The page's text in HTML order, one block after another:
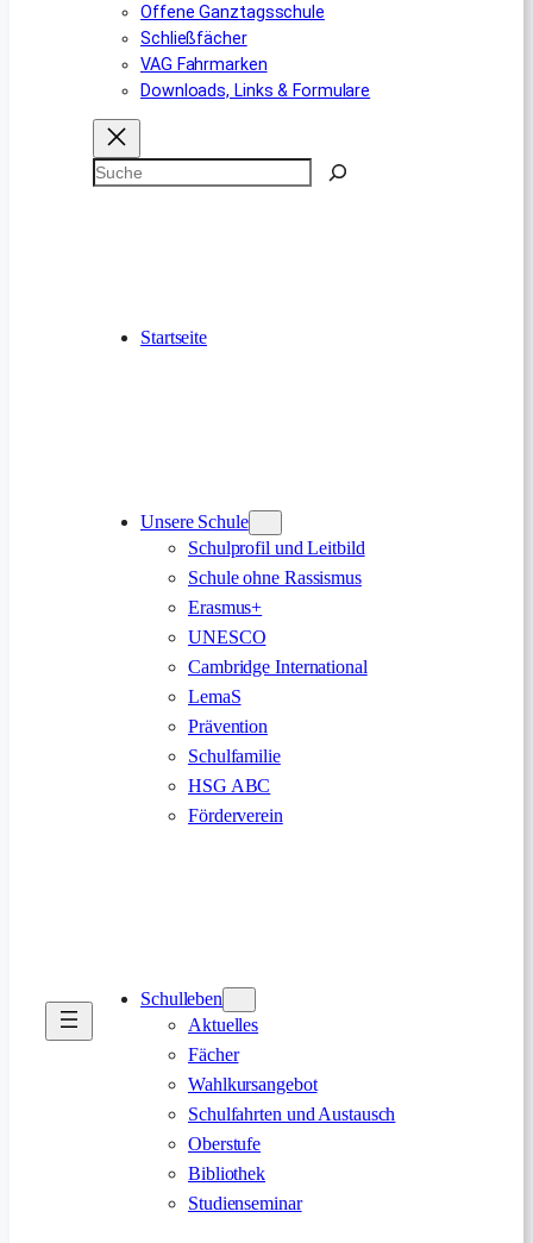
Offene Ganztagsschule
Schließfächer
VAG Fahrmarken
Downloads, Links & Formulare
Suchen
Startseite
Unsere Schule
Schulprofil und Leitbild
Schule ohne Rassismus
Erasmus+
UNESCO
Cambridge International
LemaS
Prävention
Schulfamilie
HSG ABC
Förderverein
Schulleben
Aktuelles
Fächer
Wahlkursangebot
Schulfahrten und Austausch
Oberstufe
Bibliothek
Studienseminar